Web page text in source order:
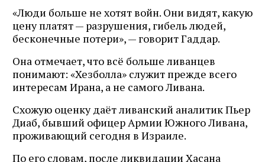
«Люди больше не хотят войн. Они видят, какую
цену платят — разрушения, гибель людей,
бесконечные потери», — говорит Гаддар.
Она отмечает, что всё больше ливанцев
понимают: «Хезболла» служит прежде всего
интересам Ирана, а не самого Ливана.
Схожую оценку даёт ливанский аналитик Пьер
Диаб, бывший офицер Армии Южного Ливана,
проживающий сегодня в Израиле.
По его словам, после ликвидации Хасана